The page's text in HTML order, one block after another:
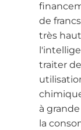
de
très
traiter
à
la